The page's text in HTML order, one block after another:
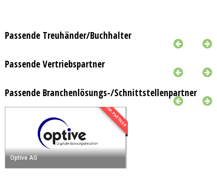
Passende Treuhänder/Buchhalter
Passende Vertriebspartner
Passende Branchenlösungs-/Schnittstellenpartner
Optive AG
TOP-PARTNER